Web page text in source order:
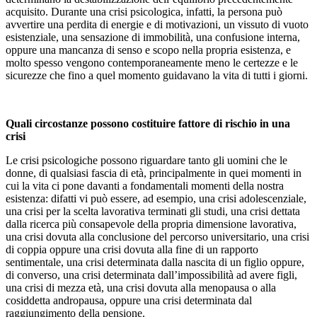
acquisito. Durante una crisi psicologica, infatti, la persona può
avvertire una perdita di energie e di motivazioni, un vissuto di vuoto
esistenziale, una sensazione di immobilità, una confusione interna,
oppure una mancanza di senso e scopo nella propria esistenza, e
molto spesso vengono contemporaneamente meno le certezze e le
sicurezze che fino a quel momento guidavano la vita di tutti i giorni.
Quali circostanze possono costituire fattore di rischio in una
crisi
Le crisi psicologiche possono riguardare tanto gli uomini che le
donne, di qualsiasi fascia di età, principalmente in quei momenti in
cui la vita ci pone davanti a fondamentali momenti della nostra
esistenza: difatti vi può essere, ad esempio, una crisi adolescenziale,
una crisi per la scelta lavorativa terminati gli studi, una crisi dettata
dalla ricerca più consapevole della propria dimensione lavorativa,
una crisi dovuta alla conclusione del percorso universitario, una crisi
di coppia oppure una crisi dovuta alla fine di un rapporto
sentimentale, una crisi determinata dalla nascita di un figlio oppure,
di converso, una crisi determinata dall’impossibilità ad avere figli,
una crisi di mezza età, una crisi dovuta alla menopausa o alla
cosiddetta andropausa, oppure una crisi determinata dal
raggiungimento della pensione.